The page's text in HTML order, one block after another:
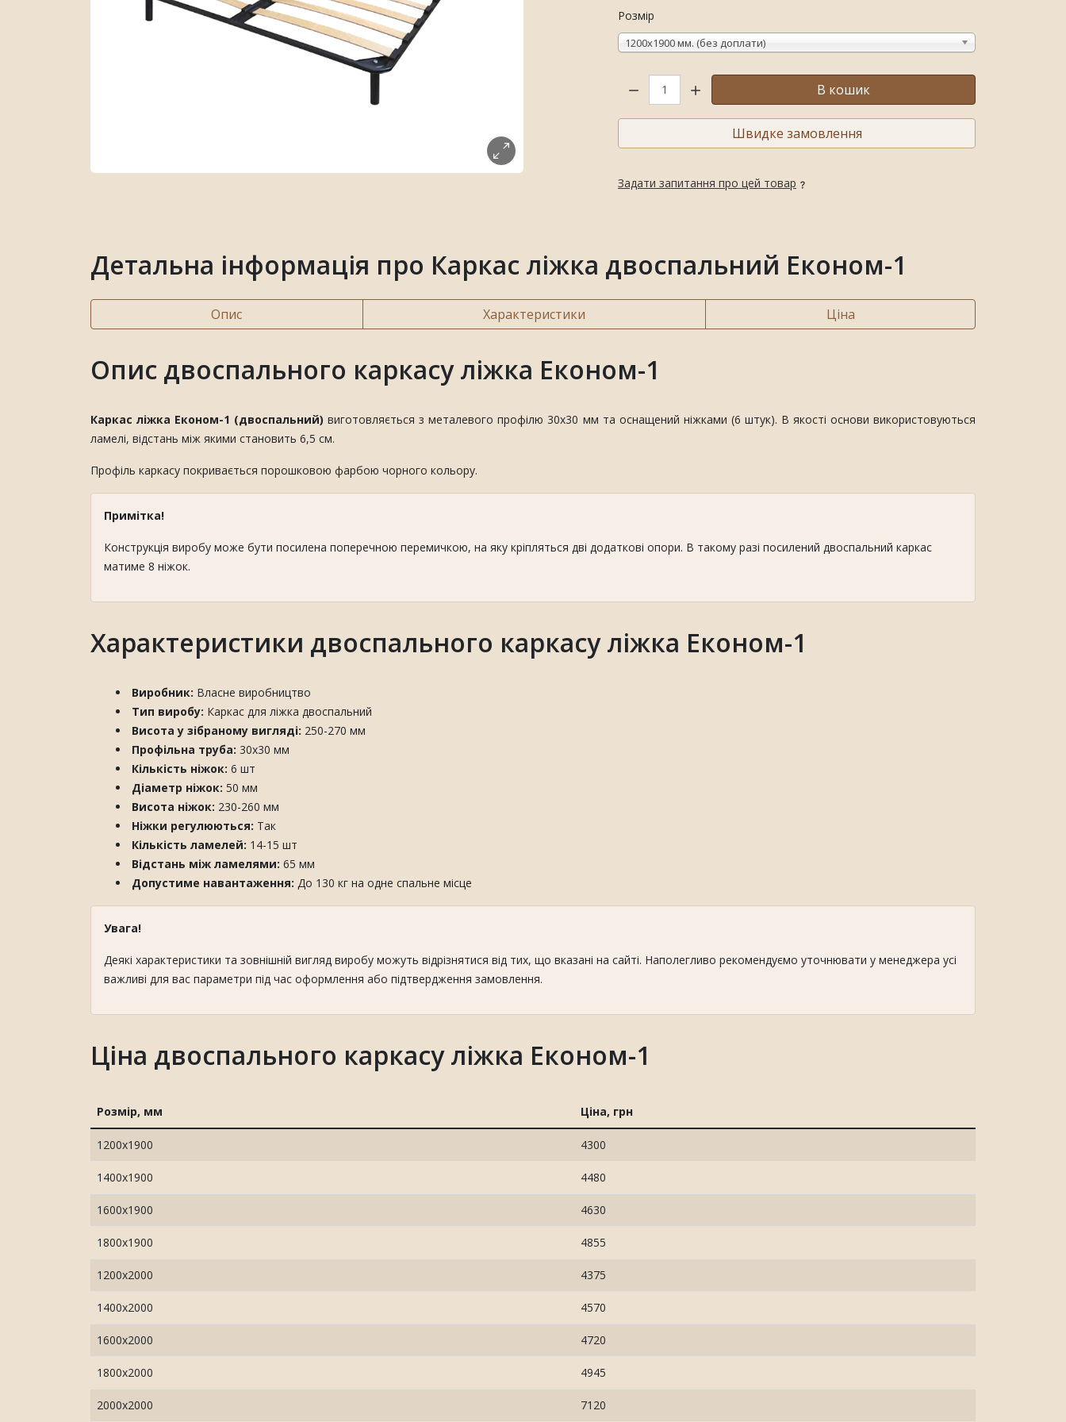
Розмір
1200х1900 мм. (без доплати)
Кількість: В кошик
Швидке замовлення
Задати запитання про цей товар
Детальна інформація про Каркас ліжка двоспальний Економ-1
Опис Характеристики Ціна
Опис двоспального каркасу ліжка Економ-1
Каркас ліжка Економ-1 (двоспальний) виготовляється з металевого профілю 30х30 мм та оснащений ніжками (6 штук). В якості основи використовуються
ламелі, відстань між якими становить 6,5 см.
Профіль каркасу покривається порошковою фарбою чорного кольору.
Примітка!
Конструкція виробу може бути посилена поперечною перемичкою, на яку кріпляться дві додаткові опори. В такому разі посилений двоспальний каркас
матиме 8 ніжок.
Характеристики двоспального каркасу ліжка Економ-1
Виробник: Власне виробництво
Тип виробу: Каркас для ліжка двоспальний
Висота у зібраному вигляді: 250-270 мм
Профільна труба: 30х30 мм
Кількість ніжок: 6 шт
Діаметр ніжок: 50 мм
Висота ніжок: 230-260 мм
Ніжки регулюються: Так
Кількість ламелей: 14-15 шт
Відстань між ламелями: 65 мм
Допустиме навантаження: До 130 кг на одне спальне місце
Увага!
Деякі характеристики та зовнішній вигляд виробу можуть відрізнятися від тих, що вказані на сайті. Наполегливо рекомендуємо уточнювати у менеджера усі
важливі для вас параметри під час оформлення або підтвердження замовлення.
Ціна двоспального каркасу ліжка Економ-1
Розмір, мм Ціна, грн
1200х1900 4300
1400х1900 4480
1600х1900 4630
1800х1900 4855
1200х2000 4375
1400х2000 4570
1600х2000 4720
1800х2000 4945
2000х2000 7120